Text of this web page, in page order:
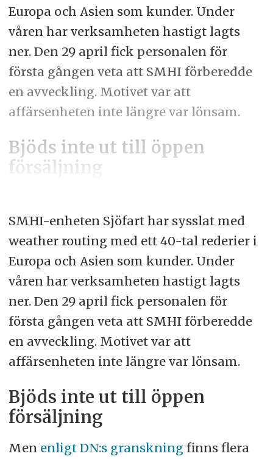
Europa och Asien som kunder. Under
våren har verksamheten hastigt lagts
ner. Den 29 april fick personalen för
första gången veta att SMHI förberedde
en avveckling. Motivet var att
affärsenheten inte längre var lönsam.
Bjöds inte ut till öppen
försäljning
SMHI-enheten Sjöfart har sysslat med
weather routing med ett 40-tal rederier i
Europa och Asien som kunder. Under
våren har verksamheten hastigt lagts
ner. Den 29 april fick personalen för
första gången veta att SMHI förberedde
en avveckling. Motivet var att
affärsenheten inte längre var lönsam.
Bjöds inte ut till öppen
försäljning
Men enligt DN:s granskning finns flera